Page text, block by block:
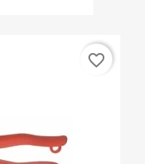
favorite_border